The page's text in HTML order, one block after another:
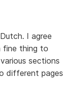
I agree
fine thing to
sections
different pages